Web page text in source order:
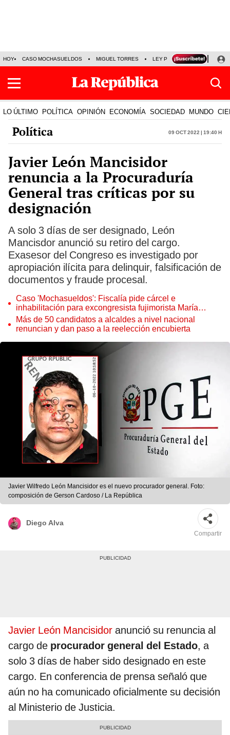
HOY CASO MOCHASUELDOS MIGUEL TORRES LEY PULPÍN PRECIO DEL
LO ÚLTIMO POLÍTICA OPINIÓN ECONOMÍA SOCIEDAD MUNDO
Política 09 Oct 2022 | 19:40 h
Javier León Mancisidor
renuncia a la Procuraduría
General tras críticas por su
designación
A solo 3 días de ser designado, León
Mancisdor anunció su retiro del cargo.
Exasesor del Congreso es investigado por
apropiación ilícita para delinquir, falsificación de
documentos y fraude procesal.
Caso 'Mochasueldos': Fiscalía pide cárcel e
inhabilitación para excongresista fujimorista María
Cordero Jon Tay
Más de 50 candidatos a alcaldes a nivel nacional
renuncian y dan paso a la reelección encubierta
Javier Wilfredo León Mancisidor es el nuevo procurador general. Foto:
composición de Gerson Cardoso / La República
Diego Alva
Compartir
Javier León Mancisidor anunció su renuncia al
cargo de procurador general del Estado, a
solo 3 días de haber sido designado en este
cargo. En conferencia de prensa señaló que
aún no ha comunicado oficialmente su decisión
al Ministerio de Justicia.